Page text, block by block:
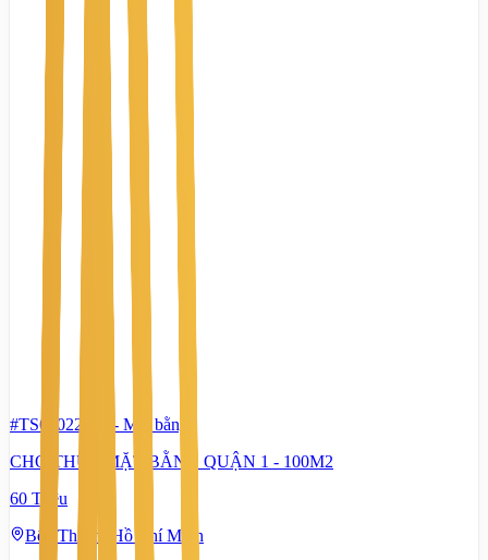
#TS65022416 - Mặt bằng
CHO THUÊ MẶT BẰNG QUẬN 1 - 100M2
60 Triệu
Bến Thành, Hồ Chí Minh